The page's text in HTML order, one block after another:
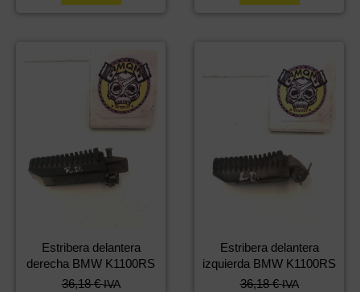
Estribera delantera
derecha BMW K1100RS
36,18€ IVA
Estribera delantera
izquierda BMW K1100RS
36,18€ IVA